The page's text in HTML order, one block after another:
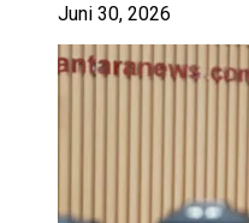
Juni 30, 2026